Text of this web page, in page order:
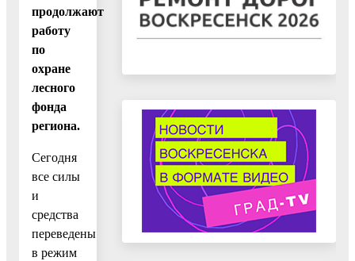
продолжают
работу
по
охране
лесного
фонда
региона.
Сегодня
все силы
и
средства
переведены
в режим